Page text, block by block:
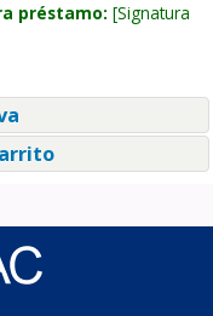
préstamo: Signatura